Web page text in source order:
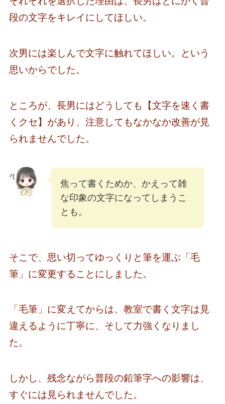
段の文字をキレイにしてほしい。
次男には楽しんで文字に触れてほしい。という
思いからでした。
ところが、長男にはどうしても【文字を速く書
くクセ】があり、注意してもなかなか改善が見
られませんでした。
焦って書くためか、かえって雑
な印象の文字になってしまうこ
とも。
そこで、思い切ってゆっくりと筆を運ぶ「毛
筆」に変更することにしました。
「毛筆」に変えてからは、教室で書く文字は見
違えるように丁寧に、そして力強くなりまし
た。
しかし、残念ながら普段の鉛筆字への影響は、
すぐには見られませんでした。